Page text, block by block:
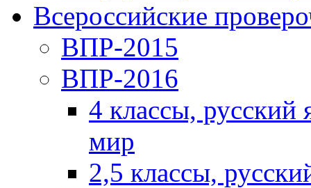
Всероссийские
ВПР-2015
ВПР-2016
4 классы,
мир
2,5 классы,